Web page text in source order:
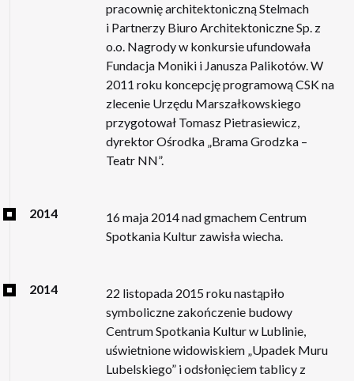
pracownię architektoniczną Stelmach
i Partnerzy Biuro Architektoniczne Sp. z
o.o. Nagrody w konkursie ufundowała
Fundacja Moniki i Janusza Palikotów. W
2011 roku koncepcję programową CSK na
zlecenie Urzędu Marszałkowskiego
przygotował Tomasz Pietrasiewicz,
dyrektor Ośrodka „Brama Grodzka –
Teatr NN”.
2014
16 maja 2014 nad gmachem Centrum
Spotkania Kultur zawisła wiecha.
2014
22 listopada 2015 roku nastąpiło
symboliczne zakończenie budowy
Centrum Spotkania Kultur w Lublinie,
uświetnione widowiskiem „Upadek Muru
Lubelskiego” i odsłonięciem tablicy z